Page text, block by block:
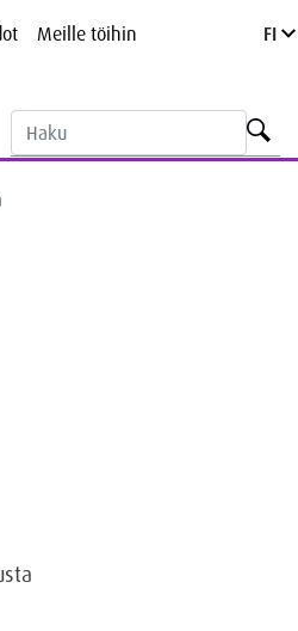
Meille töihin FI